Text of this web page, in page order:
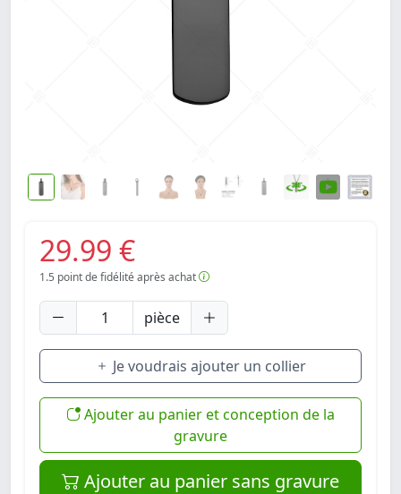
29.99 €
1.5 point de fidélité après achat
pièce
Je voudrais ajouter un collier
Ajouter au panier et conception de la
gravure
Ajouter au panier sans gravure